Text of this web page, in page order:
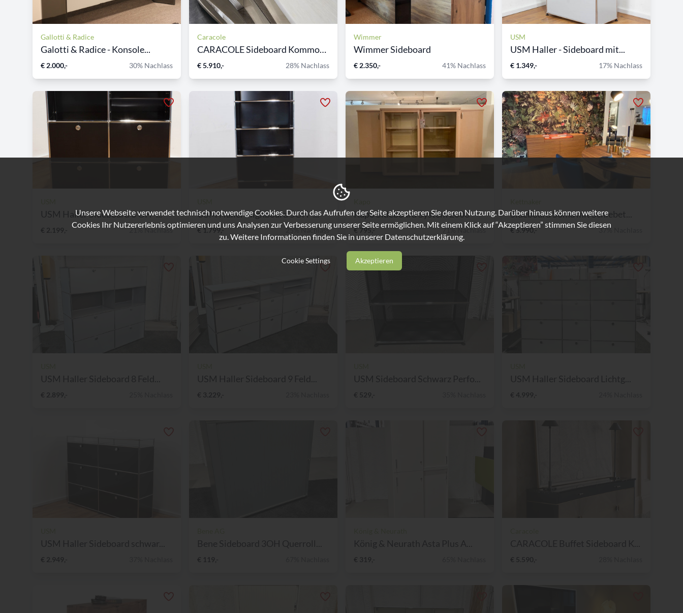
Gallotti & Radice
Galotti & Radice - Konsole...
€ 2.000,- 30% Nachlass
Caracole
CARACOLE Sideboard Kommode...
€ 5.910,- 28% Nachlass
Wimmer
Wimmer Sideboard
€ 2.350,- 41% Nachlass
USM
USM Haller - Sideboard mit...
€ 1.349,- 17% Nachlass
USM Haller Sideboard 3 OH -...
€ 2.199,- 21% Nachlass
USM Haller Highboard 5OH -...
€ 1.799,- 25% Nachlass
Kapo Sideboard System 2000
€ 795,- 71% Nachlass
Sideboard Soma mit Schiebet...
€ 5.990,- 37% Nachlass
Unsere Webseite verwendet technisch notwendige Cookies. Durch das Aufrufen der Seite akzeptieren Sie deren Nutzung. Darüber hinaus können weitere
Cookies Ihr Nutzererlebnis optimieren und uns Analysen zur Verbesserung unserer Seite ermöglichen. Mit einem Klick auf “Akzeptieren” stimmen Sie diesen
zu. Weitere Informationen finden Sie in unserer Datenschutzerklärung.
Cookie Settings Akzeptieren